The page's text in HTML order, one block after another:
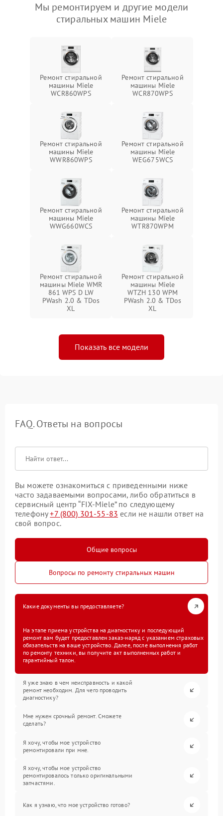
Мы ремонтируем и другие модели
стиральных машин Miele
Ремонт стиральной
машины Miele
WCR860WPS
Ремонт стиральной
машины Miele
WCR870WPS
Ремонт стиральной
машины Miele
WWR860WPS
Ремонт стиральной
машины Miele
WEG675WCS
Ремонт стиральной
машины Miele
WWG660WCS
Ремонт стиральной
машины Miele
WTR870WPM
Ремонт стиральной
машины Miele WMR
861 WPS D LW
PWash 2.0 & TDos
XL
Ремонт стиральной
машины Miele
WTZH 130 WPM
PWash 2.0 & TDos
XL
Показать все модели
FAQ. Ответы на вопросы
Вы можете ознакомиться с приведенными ниже
часто задаваемыми вопросами, либо обратиться в
сервисный центр “FIX-Miele” по следующему
телефону+7 (800) 301-55-83 если не нашли ответ на
свой вопрос.
Общие вопросы
Вопросы по ремонту стиральных машин
Какие документы вы предоставляете?
На этапе приема устройства на диагностику и последующий
ремонт вам будет предоставлен заказ-наряд с указанием страховых
обязательств на ваше устройство. Далее, после выполнения работ
по ремонту техники, вы получите акт выполненных работ и
гарантийный талон.
Я уже знаю в чем неисправность и какой
ремонт необходим. Для чего проводить
диагностику?
Мне нужен срочный ремонт. Сможете
сделать?
Я хочу, чтобы мое устройство
ремонтировали при мне.
Я хочу, чтобы мое устройство
ремонтировалось только оригинальными
запчастями.
Как я узнаю, что мое устройство готово?